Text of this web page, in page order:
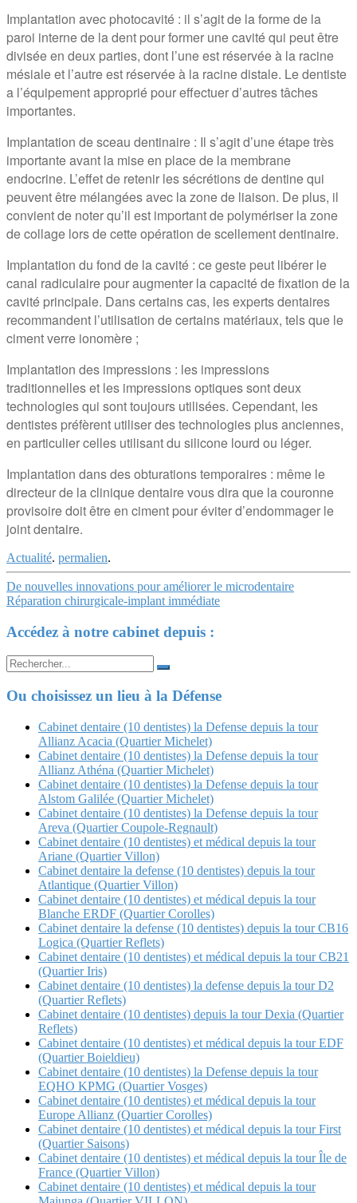
Implantation avec photocavité : il s’agit de la forme de la
paroi interne de la dent pour former une cavité qui peut être
divisée en deux parties, dont l’une est réservée à la racine
mésiale et l’autre est réservée à la racine distale. Le dentiste
a l’équipement approprié pour effectuer d’autres tâches
importantes.
Implantation de sceau dentinaire : Il s’agit d’une étape très
importante avant la mise en place de la membrane
endocrine. L’effet de retenir les sécrétions de dentine qui
peuvent être mélangées avec la zone de liaison. De plus, il
convient de noter qu’il est important de polymériser la zone
de collage lors de cette opération de scellement dentinaire.
Implantation du fond de la cavité : ce geste peut libérer le
canal radiculaire pour augmenter la capacité de fixation de la
cavité principale. Dans certains cas, les experts dentaires
recommandent l’utilisation de certains matériaux, tels que le
ciment verre ionomère ;
Implantation des impressions : les impressions
traditionnelles et les impressions optiques sont deux
technologies qui sont toujours utilisées. Cependant, les
dentistes préfèrent utiliser des technologies plus anciennes,
en particulier celles utilisant du silicone lourd ou léger.
Implantation dans des obturations temporaires : même le
directeur de la clinique dentaire vous dira que la couronne
provisoire doit être en ciment pour éviter d’endommager le
joint dentaire.
Actualité. permalien.
Navigation
Article
De nouvelles innovations pour améliorer le microdentaire
Réparation chirurgicale-implant immédiate
Accédez à notre cabinet depuis :
Search
for:
Ou choisissez un lieu à la Défense
Cabinet dentaire (10 dentistes) la Defense depuis la tour
Allianz Acacia (Quartier Michelet)
Cabinet dentaire (10 dentistes) la Defense depuis la tour
Allianz Athéna (Quartier Michelet)
Cabinet dentaire (10 dentistes) la Defense depuis la tour
Alstom Galilée (Quartier Michelet)
Cabinet dentaire (10 dentistes) la Defense depuis la tour
Areva (Quartier Coupole-Regnault)
Cabinet dentaire (10 dentistes) et médical depuis la tour
Ariane (Quartier Villon)
Cabinet dentaire la defense (10 dentistes) depuis la tour
Atlantique (Quartier Villon)
Cabinet dentaire (10 dentistes) et médical depuis la tour
Blanche ERDF (Quartier Corolles)
Cabinet dentaire la defense (10 dentistes) depuis la tour CB16
Logica (Quartier Reflets)
Cabinet dentaire (10 dentistes) et médical depuis la tour CB21
(Quartier Iris)
Cabinet dentaire (10 dentistes) la defense depuis la tour D2
(Quartier Reflets)
Cabinet dentaire (10 dentistes) depuis la tour Dexia (Quartier
Reflets)
Cabinet dentaire (10 dentistes) et médical depuis la tour EDF
(Quartier Boieldieu)
Cabinet dentaire (10 dentistes) la Defense depuis la tour
EQHO KPMG (Quartier Vosges)
Cabinet dentaire (10 dentistes) et médical depuis la tour
Europe Allianz (Quartier Corolles)
Cabinet dentaire (10 dentistes) et médical depuis la tour First
(Quartier Saisons)
Cabinet dentaire (10 dentistes) et médical depuis la tour Île de
France (Quartier Villon)
Cabinet dentaire (10 dentistes) et médical depuis la tour